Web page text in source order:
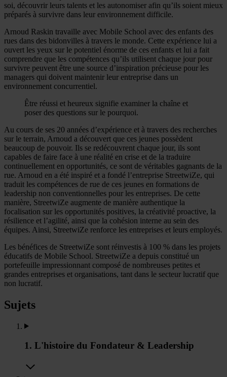
soi, découvrir leurs talents et les autonomiser afin qu’ils soient mieux
préparés à survivre dans leur environnement difficile.
Arnoud Raskin travaille avec Mobile School avec des enfants des
rues dans des bidonvilles à travers le monde. Cette expérience lui a
ouvert les yeux sur le potentiel énorme de ces enfants et lui a fait
comprendre que les compétences qu’ils utilisent chaque jour pour
survivre peuvent être une source d’inspiration précieuse pour les
managers qui doivent maintenir leur entreprise dans un
environnement concurrentiel.
Être réussi et heureux signifie examiner la chaîne et
poser des questions sur le pourquoi.
Au cours de ses 20 années d’expérience et à travers des recherches
sur le terrain, Arnoud a découvert que ces jeunes possèdent
beaucoup de pouvoir. Ils se redécouvrent chaque jour, ils sont
capables de faire face à une réalité en crise et de la traduire
continuellement en opportunités, ce sont de véritables gagnants de la
rue. Arnoud en a été inspiré et a fondé l’entreprise StreetwiZe, qui
traduit les compétences de rue de ces jeunes en formations de
leadership non conventionnelles pour les entreprises. De cette
manière, StreetwiZe augmente de manière authentique la
focalisation sur les opportunités positives, la créativité proactive, la
résilience et l’agilité, ainsi que la cohésion interne au sein des
équipes. Ainsi, StreetwiZe renforce les entreprises et leurs employés.
Les bénéfices de StreetwiZe sont réinvestis à 100 % dans les projets
éducatifs de Mobile School. StreetwiZe a depuis constitué un
portefeuille impressionnant composé de nombreuses petites et
grandes entreprises et organisations, tant dans le secteur lucratif que
non lucratif.
Sujets
1. L'histoire du Fondateur & Leadership